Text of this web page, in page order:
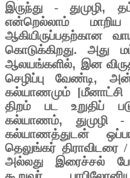
இருந்து - துமுழி,
என்றெல்லாம்
ஆகியிருப்பதற்கான
கொடுக்கிறது. அது
ஆலயங்களில், இன
செழிப்பு வேண்டி,
கல்யாணமும்
திறம் பட உறுதிப்
கல்யாணம், துமுழி
கல்யாணத்துடன்
தெலுங்கர் திராவிடரை
அல்லது இரைச்சல்